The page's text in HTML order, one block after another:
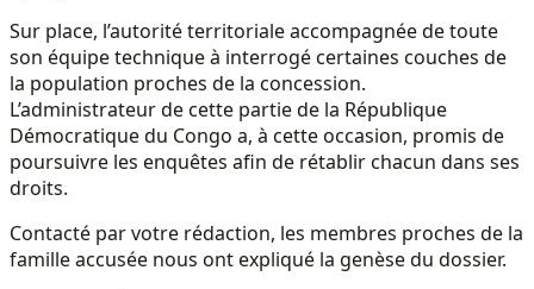
Sur place, l’autorité territoriale accompagnée de toute
son équipe technique à interrogé certaines couches de
la population proches de la concession.
L’administrateur de cette partie de la République
Démocratique du Congo a, à cette occasion, promis de
poursuivre les enquêtes afin de rétablir chacun dans ses
droits.
Contacté par votre rédaction, les membres proches de la
famille accusée nous ont expliqué la genèse du dossier.